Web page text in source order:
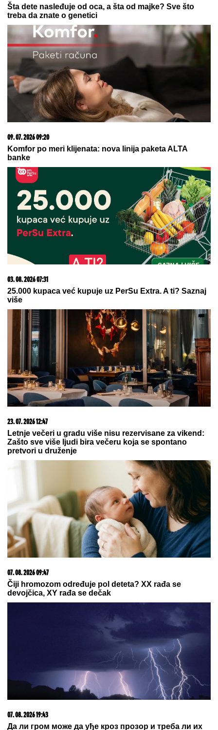
ku**etino raspala!" (VIDEO)
VALENSIJA DOVELA OSVAJAČA
SREBRNEMEDALjE: Španci ga brzo
prosledili u Galatasaraj
by Aklamator
20. 07. 2026 08:04
REGISTRUJ SE UZ PROMO KOD CASINO Preuzmi
1500 BESPLATNIH SPINOVA
05. 08. 2026 06:45
Šta dete nasleđuje od oca, a šta od majke? Sve što
treba da znate o genetici
Komfor po meri klijenata: nova linija paketa ALTA
25.000 kupaca već kupuje uz PerSu Extra. A ti? Saznaj